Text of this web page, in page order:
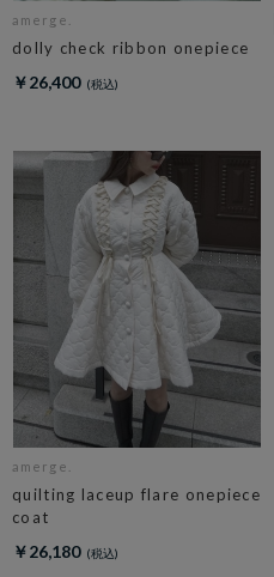
amerge.
dolly check ribbon onepiece
￥26,400
amerge.
quilting laceup flare onepiece
coat
￥26,180